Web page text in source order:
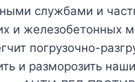
службами и
и железобетонных
погрузочно-
и разморозить